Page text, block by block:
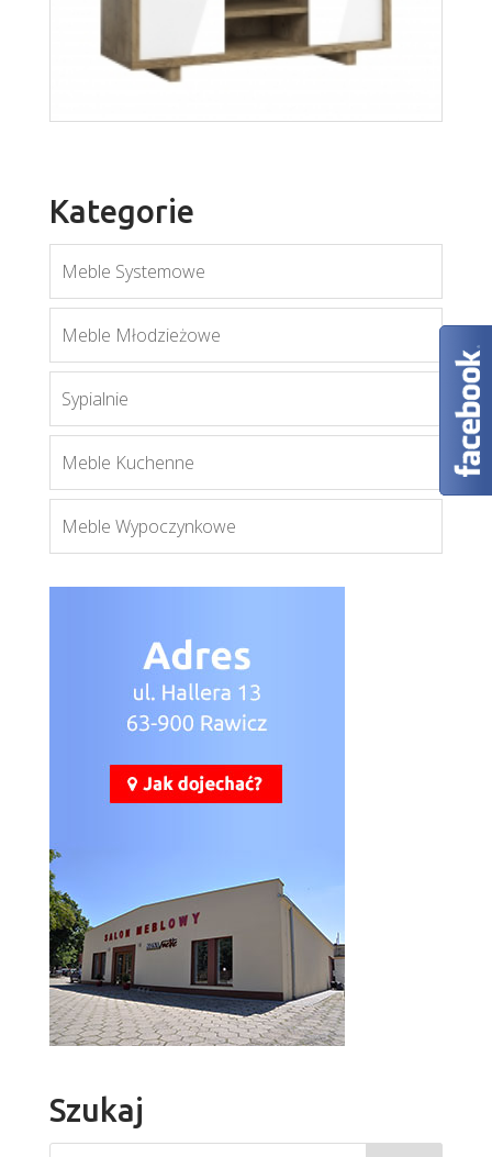
Aspen K3D
Więcej
Kategorie
Meble Systemowe
Meble Młodzieżowe
Sypialnie
Meble Kuchenne
Meble Wypoczynkowe
Szukaj